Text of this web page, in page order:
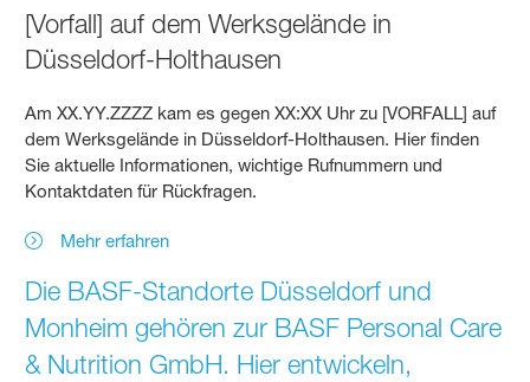
[Vorfall] auf dem Werksgelände in
Düsseldorf-Holthausen
Am XX.YY.ZZZZ kam es gegen XX:XX Uhr zu [VORFALL] auf
dem Werksgelände in Düsseldorf-Holthausen. Hier finden
Sie aktuelle Informationen, wichtige Rufnummern und
Kontaktdaten für Rückfragen.
Mehr erfahren
Die BASF-Standorte Düsseldorf und
Monheim gehören zur BASF Personal Care
& Nutrition GmbH. Hier entwickeln,